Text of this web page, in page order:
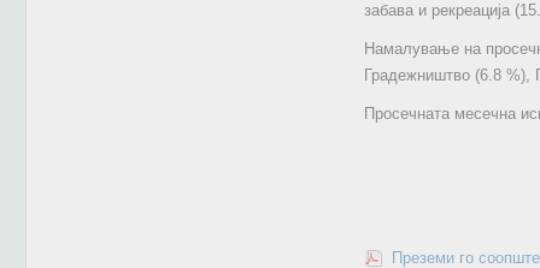
забава и рекреација
Намалување на
Градежништво (6.8 %),
Просечната месечна
Преземи го